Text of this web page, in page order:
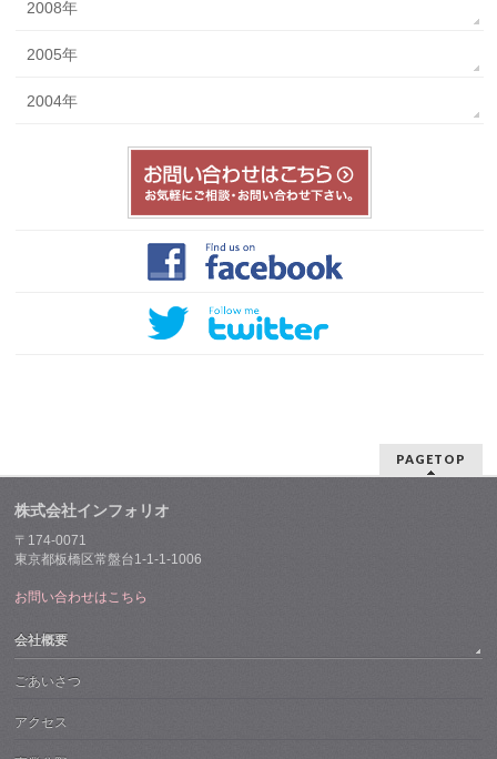
2008年
2005年
2004年
PAGETOP
株式会社インフォリオ
〒174-0071
東京都板橋区常盤台1-1-1-1006
お問い合わせはこちら
会社概要
ごあいさつ
アクセス